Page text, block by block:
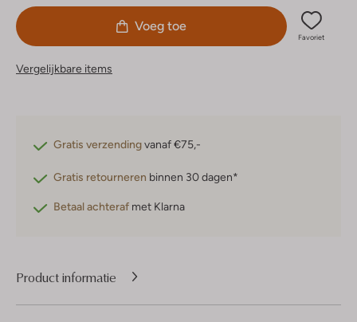
Voeg toe
Favoriet
Vergelijkbare items
Gratis verzendingvanaf €75,-
Gratis retourneren binnen 30 dagen*
Betaal achteraf met Klarna
Product informatie